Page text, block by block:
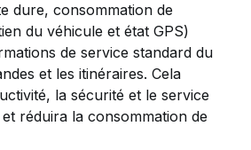
dure, consommation de
du véhicule et état GPS)
de service standard du
et les itinéraires. Cela
la sécurité et le service
réduira la consommation de